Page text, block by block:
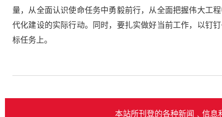
量，从全面认识使命任务中勇毅前行，从全面把握伟大工
代化建设的实际行动。同时，要扎实做好当前工作，以钉
标任务上。
本站所刊登的各种新闻﹑信息